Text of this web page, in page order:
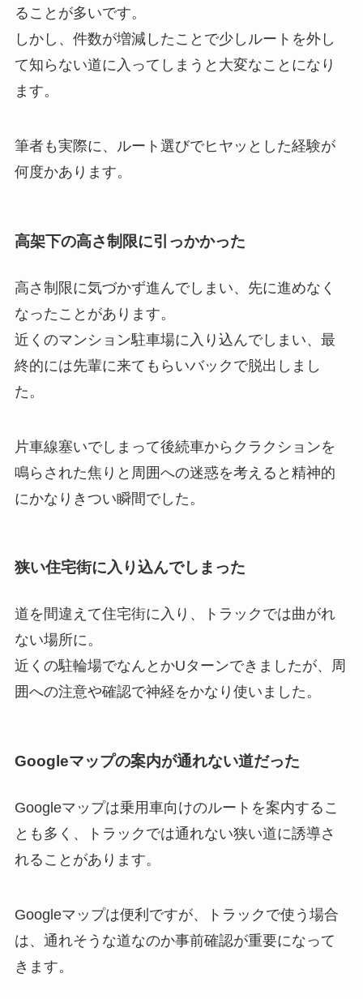
ることが多いです。
しかし、件数が増減したことで少しルートを外し
て知らない道に入ってしまうと大変なことになり
ます。
筆者も実際に、ルート選びでヒヤッとした経験が
何度かあります。
高架下の高さ制限に引っかかった
高さ制限に気づかず進んでしまい、先に進めなく
なったことがあります。
近くのマンション駐車場に入り込んでしまい、最
終的には先輩に来てもらいバックで脱出しまし
た。
片車線塞いでしまって後続車からクラクションを
鳴らされた焦りと周囲への迷惑を考えると精神的
にかなりきつい瞬間でした。
狭い住宅街に入り込んでしまった
道を間違えて住宅街に入り、トラックでは曲がれ
ない場所に。
近くの駐輪場でなんとかUターンできましたが、周
囲への注意や確認で神経をかなり使いました。
Googleマップの案内が通れない道だった
Googleマップは乗用車向けのルートを案内するこ
とも多く、トラックでは通れない狭い道に誘導さ
れることがあります。
Googleマップは便利ですが、トラックで使う場合
は、通れそうな道なのか事前確認が重要になって
きます。